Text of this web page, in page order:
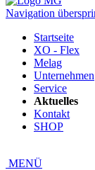
Navigation
Startseite
XO - Flex
Melag
Unternehmen
Service
Aktuelles
Kontakt
SHOP
MENÜ